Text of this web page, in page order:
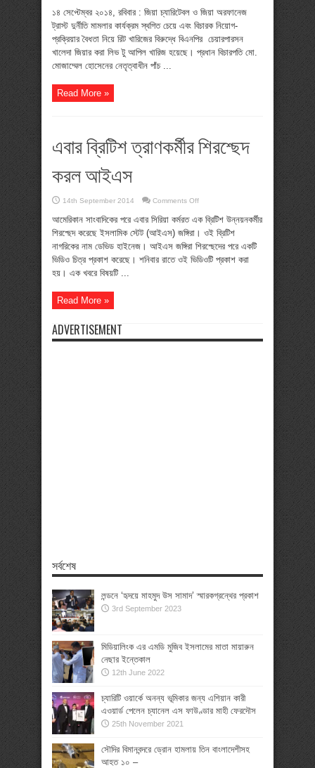
জিয়ার
লিভ
টু
খারিজ
১৪ সেপ্টেম্বর ২০১৪, রবিবার : জিয়া চ্যারিটেবল ও জিয়া অরফানেজ
ট্রাস্ট দুর্নীতি মামলার কার্যক্রম স্থগিত চেয়ে এবং বিচারক নিয়োগ-
প্রক্রিয়ার বৈধতা নিয়ে রিট খারিজের বিরুদ্ধে বিএনপির চেয়ারপারসন
খালেদা জিয়ার করা লিভ টু আপিল খারিজ হয়েছে। প্রধান বিচারপতি মো.
মোজাম্মেল হোসেনের নেতৃত্বাধীন পাঁচ ...
Read More »
এবার ব্রিটিশ ত্রাণকর্মীর শিরশ্ছেদ
করল আইএস
14th September 2014 Comments Offon
ব্রিটিশ
ত্রাণকর্মীর
শিরশ্ছেদ
করল
আইএস
আমেরিকান সাংবাদিকের পরে এবার সিরিয়া কর্মরত এক ব্রিটিশ উন্নয়নকর্মীর
শিরশ্ছেদ করেছে ইসলামিক স্টেট (আইএস) জঙ্গিরা। ওই ব্রিটিশ
নাগরিকের নাম ডেভিড হাইনেজ। আইএস জঙ্গিরা শিরশ্ছেদের পরে একটি
ভিডিও চিত্র প্রকাশ করেছে। শনিবার রাতে ওই ভিডিওটি প্রকাশ করা
হয়। এক খবরে বিষয়টি ...
Read More »
ADVERTISEMENT
সর্বশেষ
লন্ডনে ‘হৃদয়ে মাহমুদ উস সামাদ’ স্মারকগ্রন্থের প্রকাশ
3rd September 2023
মিডিয়ালিংক এর এমডি মুজিব ইসলামের মাতা মায়ারুন
নেছার ইন্তেকাল
12th June 2022
চ্যারিটি ওয়ার্কে অনন্য ভূমিকার জন্য এশিয়ান কারী
এওয়ার্ড পেলেন চ্যানেল এস ফাউণ্ডার মাহী ফেরদৌস
25th November 2021
সৌদির বিমানবন্দরে ড্রোন হামলায় তিন বাংলাদেশীসহ
আহত ১০ –